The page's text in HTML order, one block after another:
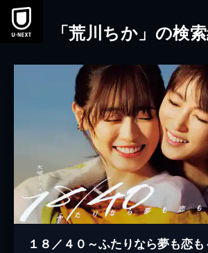
本文へスキップ
「荒川ちか」の検
１８／４０～ふたりなら夢も恋も